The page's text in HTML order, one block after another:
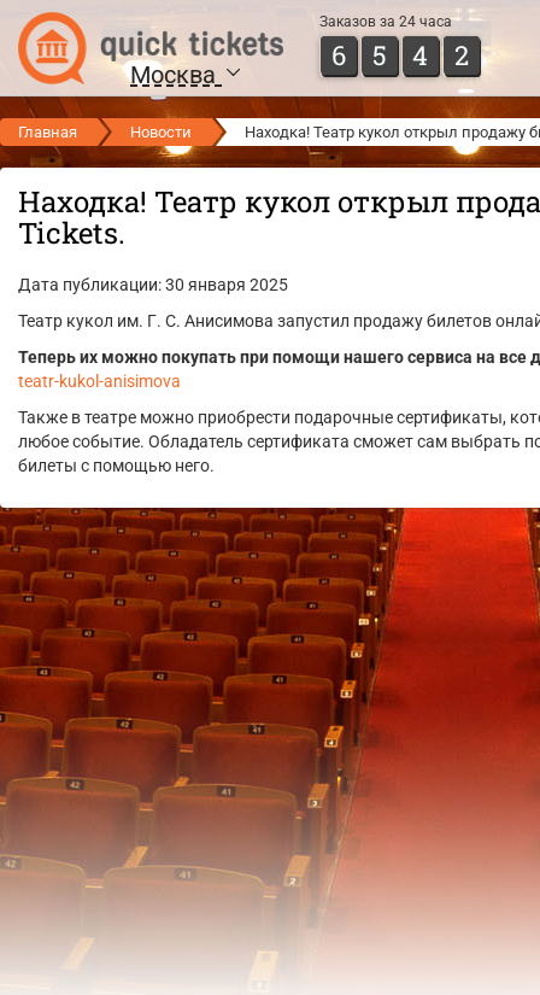
Москва
Заказов за 24 часа
6 5 4 2
Главная Новости Находка! Театр кукол открыл продажу
Находка! Театр кукол открыл
Tickets.
Дата публикации: 30 января 2025
Театр кукол им. Г. С. Анисимова запустил продажу билетов
Теперь их можно покупать при помощи нашего сервиса на все
teatr-kukol-anisimova
Также в театре можно приобрести подарочные сертификаты,
любое событие. Обладатель сертификата сможет сам выбрать
билеты с помощью него.